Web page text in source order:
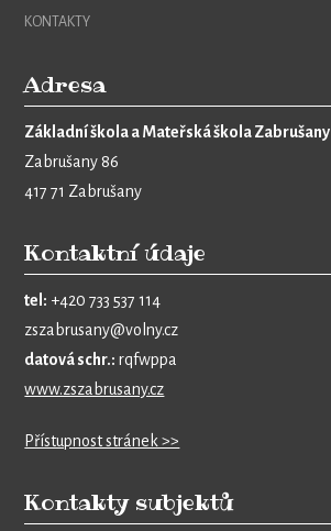
KONTAKTY
Adresa
Základní škola a Mateřská škola Zabrušany
Zabrušany 86
417 71 Zabrušany
Kontaktní údaje
tel: +420 733 537 114
zszabrusany@volny.cz
datová schr.: rqfwppa
www.zszabrusany.cz
Přístupnost stránek >>
Kontakty subjektů